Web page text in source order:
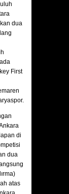
dua
First
di
dua
atas